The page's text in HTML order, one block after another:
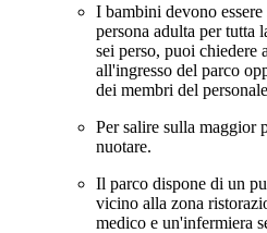
I bambini devono
persona adulta per tutta
sei perso, puoi
all'ingresso del parco
dei membri del
Per salire sulla maggior
nuotare.
Il parco dispone di un
vicino alla zona
medico e un'infermiera